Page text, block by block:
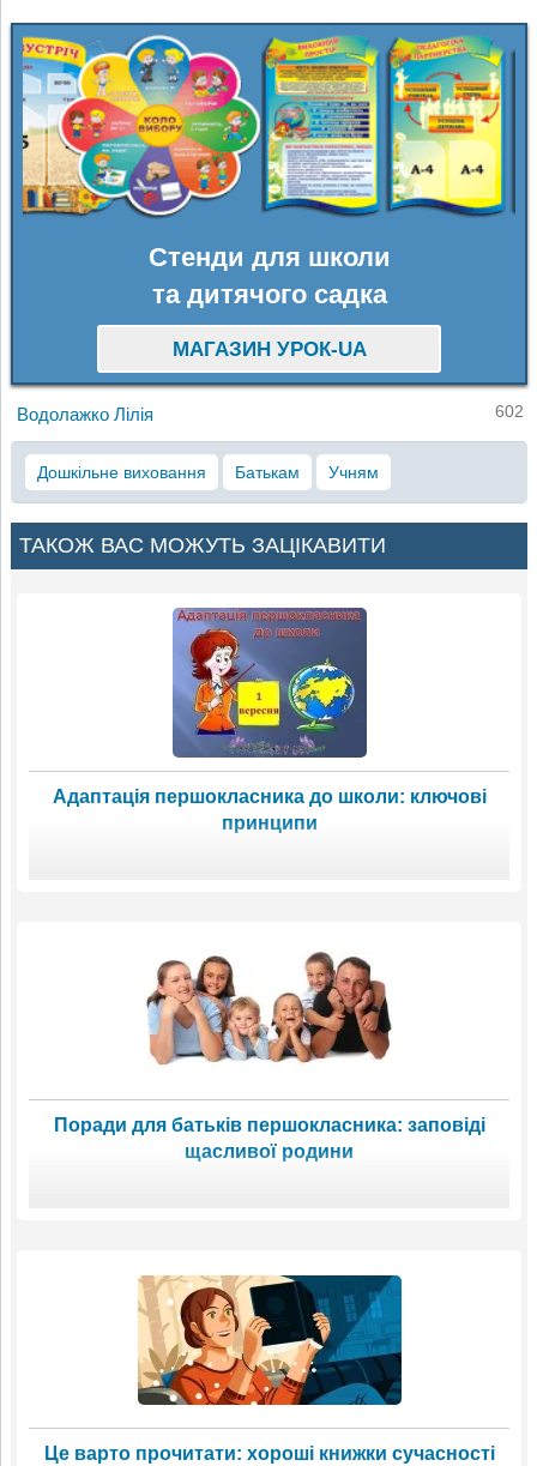
Стенди для школи
та дитячого садка
МАГАЗИН УРОК-UA
Водолажко Лілія 602
Дошкільне виховання Батькам Учням
ТАКОЖ ВАС МОЖУТЬ ЗАЦІКАВИТИ
Адаптація першокласника до школи: ключові
принципи
Поради для батьків першокласника: заповіді
щасливої родини
Це варто прочитати: хороші книжки сучасності